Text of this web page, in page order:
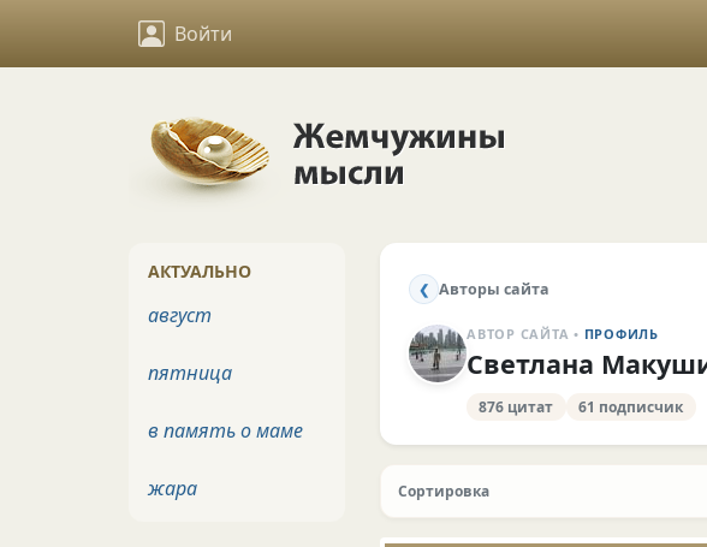
Войти
❮ Авторы сайта
АВТОР САЙТА • ПРОФИЛЬ
Светлана
876 цитат 61 подписчик
Сортировка
АКТУАЛЬНО
август
пятница
в память о маме
жара